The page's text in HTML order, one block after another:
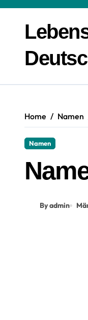
springen
Home Namen
Namen
By admin